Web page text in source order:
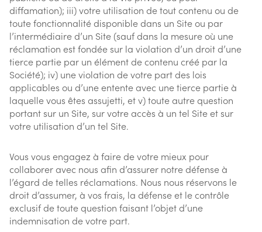
diffamation); iii) votre utilisation de tout contenu ou de
toute fonctionnalité disponible dans un Site ou par
l’intermédiaire d’un Site (sauf dans la mesure où une
réclamation est fondée sur la violation d’un droit d’une
tierce partie par un élément de contenu créé par la
Société); iv) une violation de votre part des lois
applicables ou d’une entente avec une tierce partie à
laquelle vous êtes assujetti, et v) toute autre question
portant sur un Site, sur votre accès à un tel Site et sur
votre utilisation d’un tel Site.
Vous vous engagez à faire de votre mieux pour
collaborer avec nous afin d’assurer notre défense à
l’égard de telles réclamations. Nous nous réservons le
droit d’assumer, à vos frais, la défense et le contrôle
exclusif de toute question faisant l’objet d’une
indemnisation de votre part.